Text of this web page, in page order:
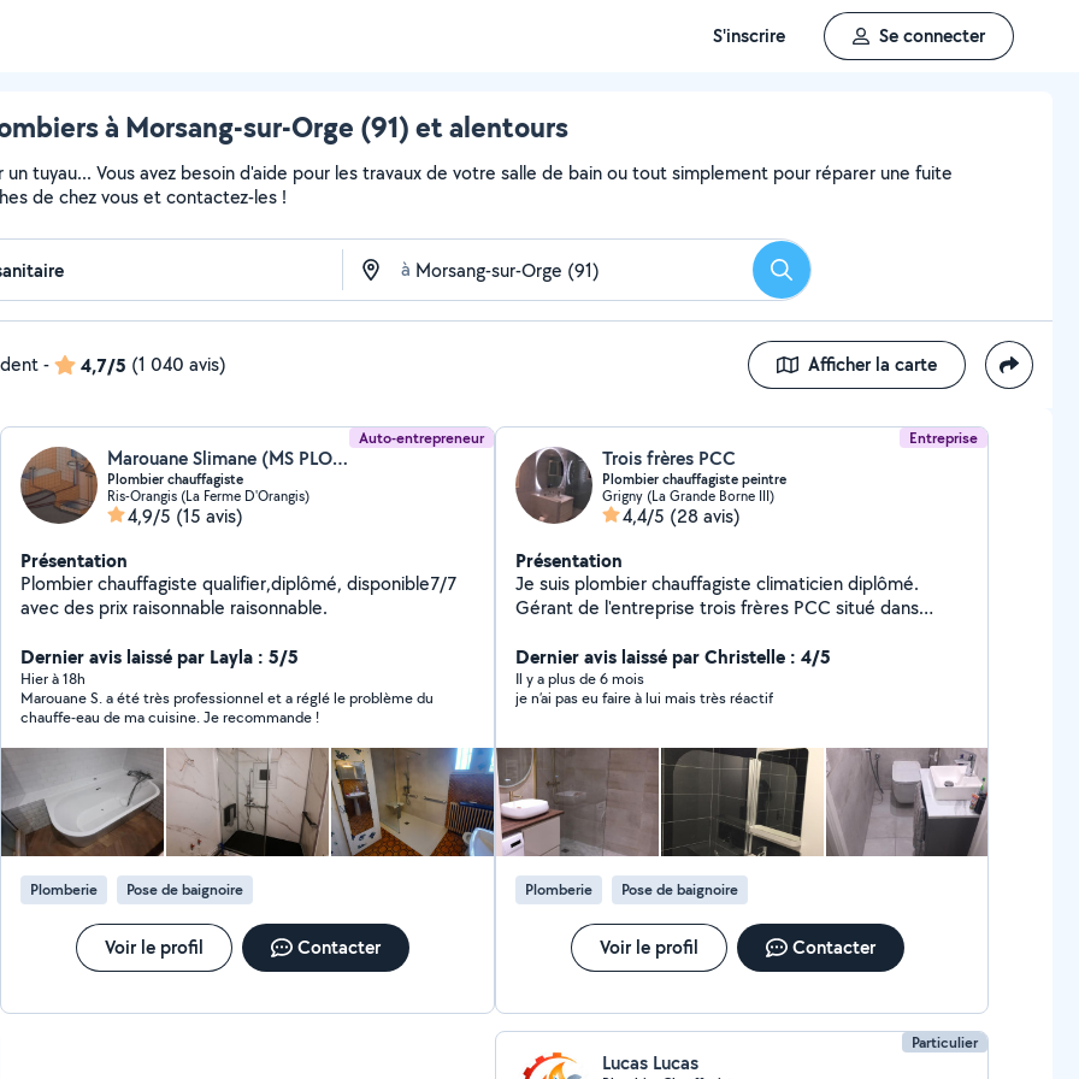
S'inscrire Se connecter
à Morsang-sur-Orge (91) et alentours
tuyau... Vous avez besoin d'aide pour les travaux de votre salle de bain ou tout simplement pour réparer une fuite
de chez vous et contactez-les !
à Rechercher
- 4,7/5 (1 040 avis) Afficher la carte
Auto-entrepreneur
Marouane Slimane (MS PLOMBIER CHAUFFAGISTE)
Plombier chauffagiste
Ris-Orangis (La Ferme D'Orangis)
4,9/5 (15 avis)
Présentation
Plombier chauffagiste qualifier,diplômé, disponible7/7
avec des prix raisonnable raisonnable.
Dernier avis laissé par Layla : 5/5
Hier à 18h
Marouane S. a été très professionnel et a réglé le problème du
chauffe-eau de ma cuisine. Je recommande !
Plomberie Pose de baignoire
Voir le profil Contacter
Entreprise
Trois frères PCC
Plombier chauffagiste peintre
Grigny (La Grande Borne III)
4,4/5 (28 avis)
Présentation
Je suis plombier chauffagiste climaticien diplômé.
Gérant de l'entreprise trois frères PCC situé dans
domaine du BTP J'effectue en plus de la plomberie
tous les travaux de rénovation (peinture ,revêtement
de sol ,montage de meuble ....) Je suis disponible 7jr /7
Dernier avis laissé par Christelle : 4/5
Il y a plus de 6 mois
je n’ai pas eu faire à lui mais très réactif
Plomberie Pose de baignoire
Voir le profil Contacter
Particulier
Lucas Lucas